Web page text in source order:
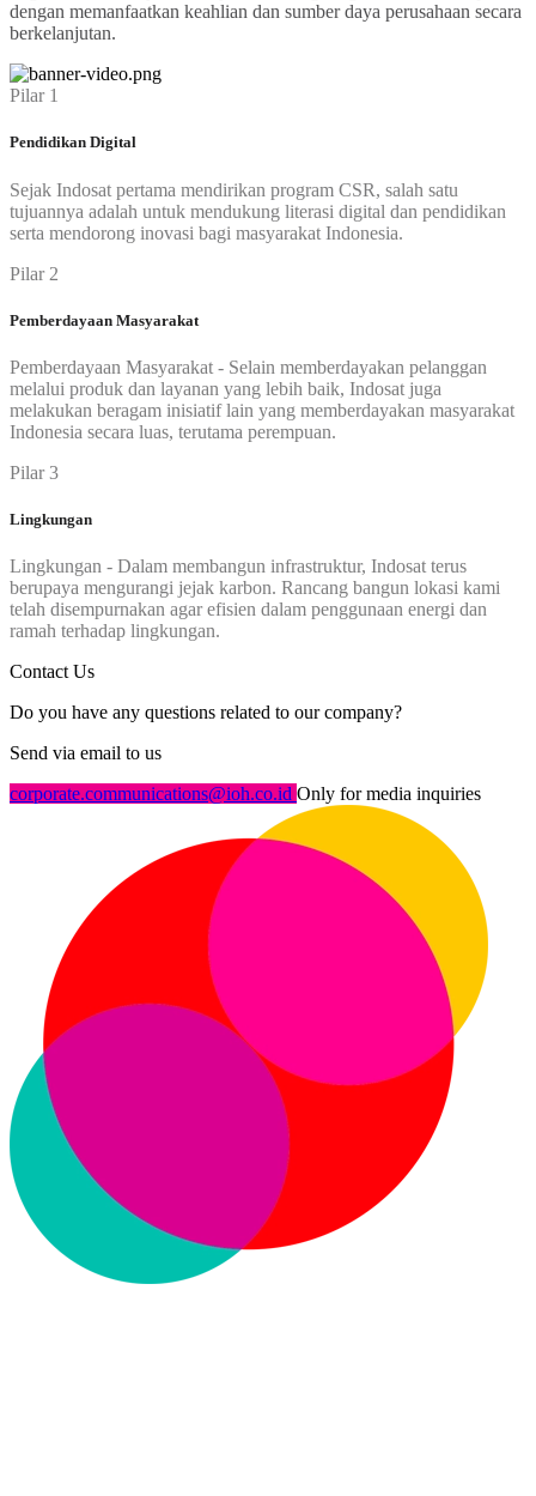
dengan memanfaatkan keahlian dan sumber daya perusahaan secara
berkelanjutan.
Pilar 1
Pendidikan Digital
Sejak Indosat pertama mendirikan program CSR, salah satu
tujuannya adalah untuk mendukung literasi digital dan pendidikan
serta mendorong inovasi bagi masyarakat Indonesia.
Pilar 2
Pemberdayaan Masyarakat
Pemberdayaan Masyarakat - Selain memberdayakan pelanggan
melalui produk dan layanan yang lebih baik, Indosat juga
melakukan beragam inisiatif lain yang memberdayakan masyarakat
Indonesia secara luas, terutama perempuan.
Pilar 3
Lingkungan
Lingkungan - Dalam membangun infrastruktur, Indosat terus
berupaya mengurangi jejak karbon. Rancang bangun lokasi kami
telah disempurnakan agar efisien dalam penggunaan energi dan
ramah terhadap lingkungan.
Contact Us
Do you have any questions related to our company?
Send via email to us
corporate.communications@ioh.co.id Only for media inquiries